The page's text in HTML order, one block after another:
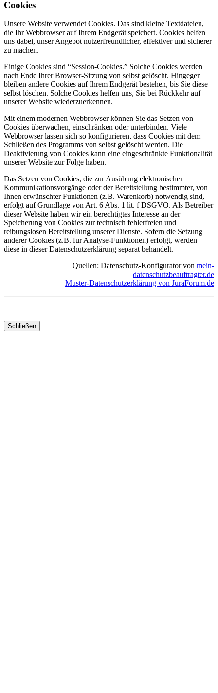
Cookies
Unsere Website verwendet Cookies. Das sind kleine Textdateien,
die Ihr Webbrowser auf Ihrem Endgerät speichert. Cookies helfen
uns dabei, unser Angebot nutzerfreundlicher, effektiver und sicherer
zu machen.
Einige Cookies sind “Session-Cookies.” Solche Cookies werden
nach Ende Ihrer Browser-Sitzung von selbst gelöscht. Hingegen
bleiben andere Cookies auf Ihrem Endgerät bestehen, bis Sie diese
selbst löschen. Solche Cookies helfen uns, Sie bei Rückkehr auf
unserer Website wiederzuerkennen.
Mit einem modernen Webbrowser können Sie das Setzen von
Cookies überwachen, einschränken oder unterbinden. Viele
Webbrowser lassen sich so konfigurieren, dass Cookies mit dem
Schließen des Programms von selbst gelöscht werden. Die
Deaktivierung von Cookies kann eine eingeschränkte Funktionalität
unserer Website zur Folge haben.
Das Setzen von Cookies, die zur Ausübung elektronischer
Kommunikationsvorgänge oder der Bereitstellung bestimmter, von
Ihnen erwünschter Funktionen (z.B. Warenkorb) notwendig sind,
erfolgt auf Grundlage von Art. 6 Abs. 1 lit. f DSGVO. Als Betreiber
dieser Website haben wir ein berechtigtes Interesse an der
Speicherung von Cookies zur technisch fehlerfreien und
reibungslosen Bereitstellung unserer Dienste. Sofern die Setzung
anderer Cookies (z.B. für Analyse-Funktionen) erfolgt, werden
diese in dieser Datenschutzerklärung separat behandelt.
Quellen: Datenschutz-Konfigurator von mein-
datenschutzbeauftragter.de
Muster-Datenschutzerklärung von JuraForum.de
Schließen